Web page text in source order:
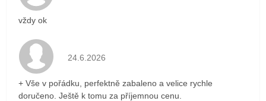
vždy ok
Hodnocení obchodu je 5 z 5 hvězdiček.
24.6.2026
+ Vše v pořádku, perfektně zabaleno a velice rychle
doručeno. Ještě k tomu za příjemnou cenu.